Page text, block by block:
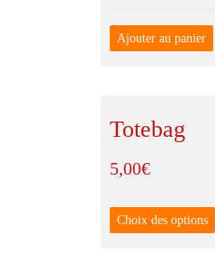
Ajouter au panier
Totebag
5,00€
Choix des options